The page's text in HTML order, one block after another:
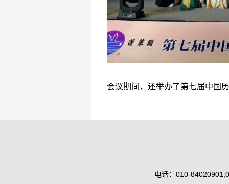
会议期间，还举办了第七届中国
电话：010-